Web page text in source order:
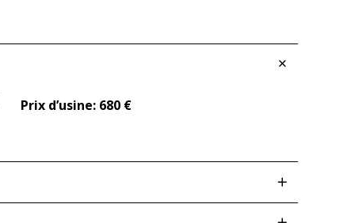
Prix d’usine: 680 €